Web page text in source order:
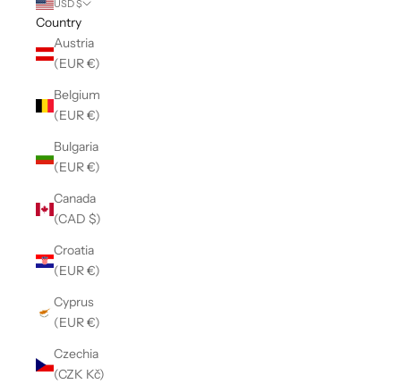
USD $
Country
Austria
(EUR €)
Belgium
(EUR €)
Bulgaria
(EUR €)
Canada
(CAD $)
Croatia
(EUR €)
Cyprus
(EUR €)
Czechia
(CZK Kč)